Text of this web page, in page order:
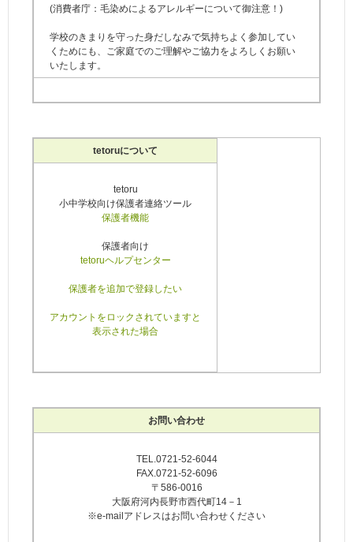
(消費者庁：毛染めによるアレルギーについて御注意！)
学校のきまりを守った身だしなみで気持ちよく参加してい
くためにも、ご家庭でのご理解やご協力をよろしくお願い
いたします。
tetoruについて
tetoru
小中学校向け保護者連絡ツール
保護者機能
保護者向け
tetoruヘルプセンター
保護者を追加で登録したい
アカウントをロックされていますと
表示された場合
お問い合わせ
TEL.0721-52-6044
FAX.0721-52-6096
〒586-0016
大阪府河内長野市西代町14－1
※e-mailアドレスはお問い合わせください